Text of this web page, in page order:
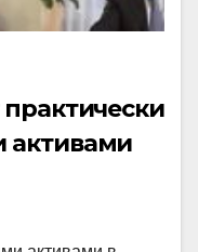
активами